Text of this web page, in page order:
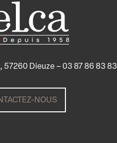
57260 Dieuze – 03 87 86 83 83
NOUS